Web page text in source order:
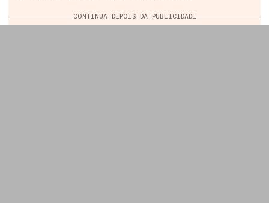
CONTINUA DEPOIS DA PUBLICIDADE